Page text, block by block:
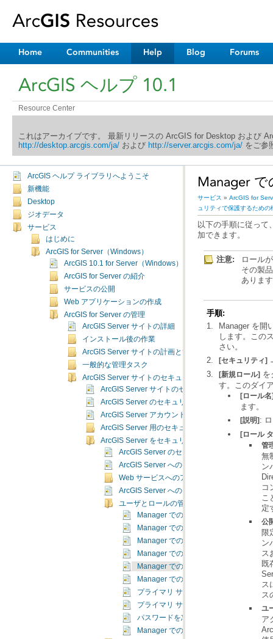
Home Communities Help Blog Forums
ArcGIS ヘルプ 10.1
Resource Center
これはアーカイブです。 最新リリースの ArcGIS for Desktop および
http://desktop.arcgis.com/ja/および http://server.arcgis.com/ja/をご参
ArcGIS ヘルプ ライブラリへようこそ
新機能
Desktop
ジオデータ
サービス
はじめに
ArcGIS for Server（Windows）
ArcGIS 10.1 for Server（Windows）ヘルプへようこそ
ArcGIS for Server の紹介
サービスの公開
Web アプリケーションの作成
ArcGIS for Server の管理
ArcGIS Server サイトの詳細
インストール後の作業
ArcGIS Server サイトの計画と管理
一般的な管理タスク
ArcGIS Server サイトのセキュリティ
ArcGIS Server サイトのセキュリティ
ArcGIS Server のセキュリティの仕組み
ArcGIS Server アカウント
ArcGIS Server 用のセキュリティで保護された環境
ArcGIS Server をセキュリティで保護するための構成
ArcGIS Server のセキュリティの構成
ArcGIS Server へのアクセスの制限
Web サービスへのアクセスの制限
ArcGIS Server へのクロスドメイン リクエス
ユーザとロールの管理
Manager でのユーザの管理
Manager での新しいユーザの追加
Manager でのユーザの変更
Manager でのロールの管理
Manager での新しいロールの追加
Manager でのロールの変更
プライマリ サイト管理者アカウントの編
プライマリ サイト管理者アカウントの無
パスワードを忘れた場合のリセット
Manager での公開者ロールのサポート
Manager
サービス » ArcGIS for
ュリティで保護するための
加できます。
注意:
ありま
手順:
します。この
さい。
[セキュリティ]
[新規ロール]
す。このダイ
[ロール
ます。
[説明] :
[ロール
管
定
公
ス
ユ